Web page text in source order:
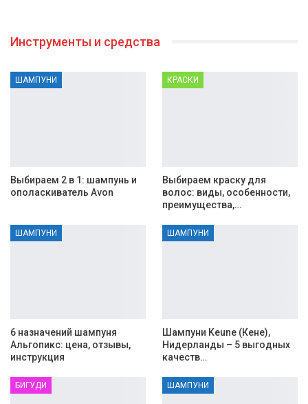
Инструменты и средства
ШАМПУНИ
Выбираем 2 в 1: шампунь и
ополаскиватель Avon
КРАСКИ
Выбираем краску для
волос: виды, особенности,
преимущества,…
ШАМПУНИ
6 назначений шампуня
Альгопикс: цена, отзывы,
инструкция
ШАМПУНИ
Шампуни Keune (Кене),
Нидерланды – 5 выгодных
качеств…
БИГУДИ ШАМПУНИ